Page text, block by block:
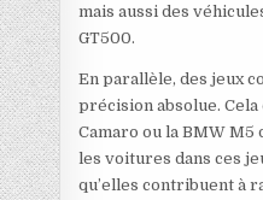
mais aussi des
GT500.
En parallèle, des jeux
précision absolue.
Camaro ou la BMW
les voitures dans ces
qu’elles contribuent à